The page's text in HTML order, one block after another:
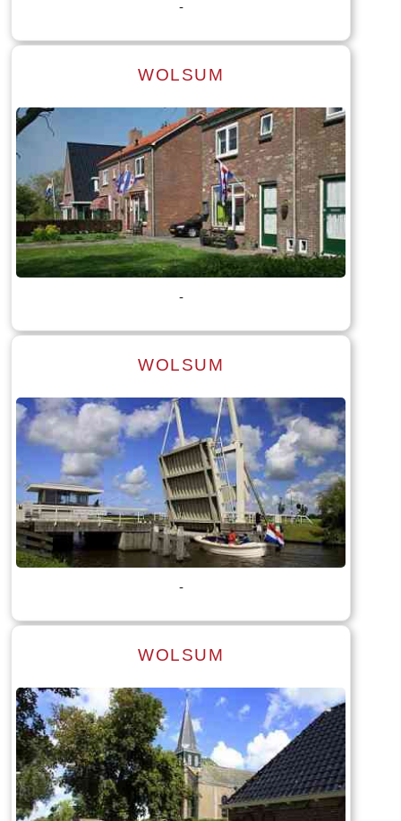
-
Lees meer
Tekst: © Foto: © Marica van der Meer
WOLSUM
-
Lees meer
Tekst: © Foto: © Marica van der Meer
WOLSUM
-
Lees meer
WOLSUM